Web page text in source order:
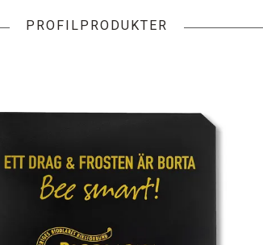
PROFILPRODUKTER